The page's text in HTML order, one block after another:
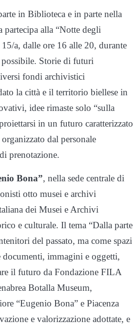
in Biblioteca e in parte nella
partecipa alla “Notte degli
a, dalle ore 16 alle 20, durante
Storie di futuri
fondi archivistici
la città e il territorio biellese in
idee rimaste solo “sulla
in un futuro caratterizzato
dal personale
prenotazione.
Bona”, nella sede centrale di
otto musei e archivi
dei Musei e Archivi
e culturale. Il tema “Dalla parte
del passato, ma come spazi
immagini e oggetti,
il futuro da Fondazione FILA
Botalla Museum,
“Eugenio Bona” e Piacenza
e valorizzazione adottate, e